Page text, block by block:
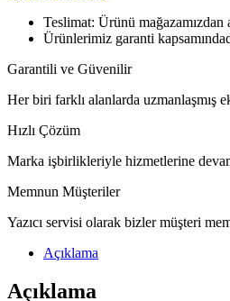
Teslimat: Ürünü mağazamızdan
Ürünlerimiz garanti
Garantili ve Güvenilir
Her biri farklı alanlarda uzmanlaşmış
Hızlı Çözüm
Marka işbirlikleriyle hizmetlerine
Memnun Müşteriler
Yazıcı servisi olarak bizler müşteri
Açıklama
Açıklama